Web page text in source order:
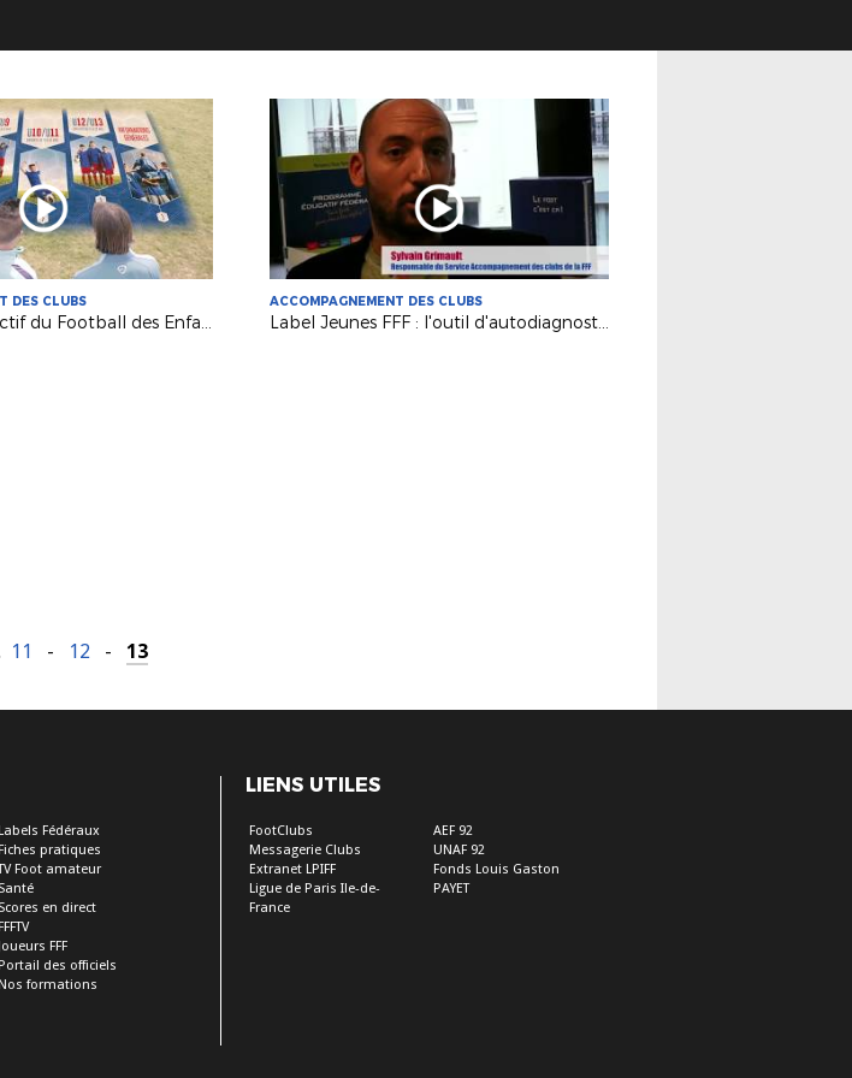
DES CLUBS
Le Guide Interactif du Football des Enfants
ACCOMPAGNEMENT DES CLUBS
Label Jeunes FFF : l'outil d'autodiagnostic
11 - 12 - 13
Fédéraux
pratiques
Foot amateur
Santé
Scores en direct
FFF
des officiels
formations
LIENS UTILES
FootClubs
Messagerie Clubs
Extranet LPIFF
Ligue de Paris Ile-de-
France
AEF 92
UNAF 92
Fonds Louis Gaston
PAYET